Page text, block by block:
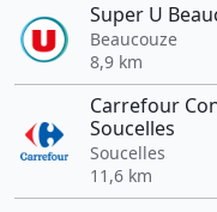
Super U
Beaucouze
8,9 km
Carrefour
Soucelles
Soucelles
11,6 km